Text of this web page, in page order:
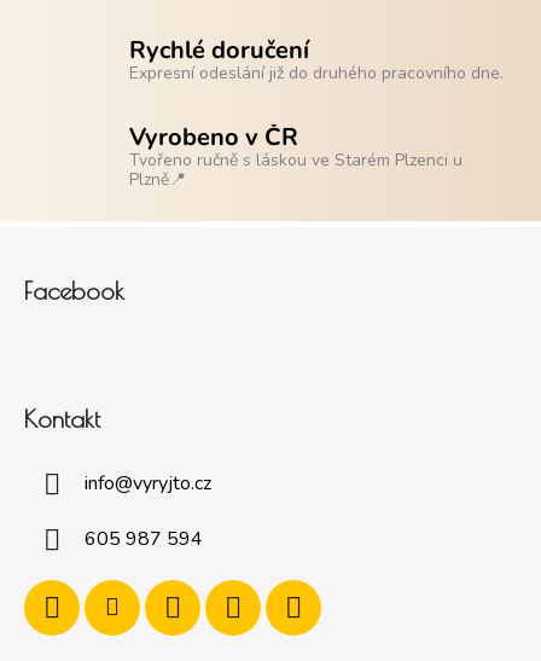
Rychlé doručení
Expresní odeslání již do druhého pracovního dne.
Vyrobeno v ČR
Tvořeno ručně s láskou ve Starém Plzenci u
Plzně📍
Facebook
Kontakt
info@vyryjto.cz
605 987 594